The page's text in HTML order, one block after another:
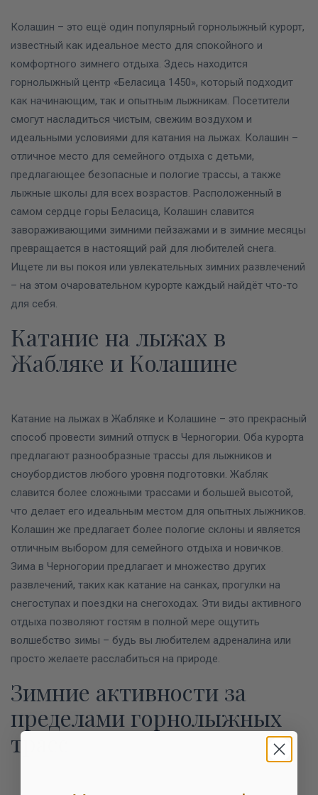
Колашин – это ещё один популярный горнолыжный курорт,
известный как идеальное место для спокойного и
комфортного зимнего отдыха. Здесь находится
горнолыжный центр «Беласица 1450», который подходит
как начинающим, так и опытным лыжникам. Посетители
смогут насладиться чистым, свежим воздухом и
идеальными условиями для катания на лыжах. Колашин –
отличное место для семейного отдыха с детьми,
предлагающее безопасные и пологие трассы, а также
лыжные школы для всех возрастов. Расположенный в
самом сердце горы Беласица, Колашин славится
завораживающими зимними пейзажами и в зимние месяцы
превращается в настоящий рай для любителей снега.
Ищете ли вы покоя или увлекательных зимних развлечений
– на этом очаровательном курорте каждый найдёт что-то
для себя.
Катание на лыжах в
Жабляке и Колашине
Катание на лыжах в Жабляке и Колашине – это прекрасный
способ провести зимний отпуск в Черногории. Оба курорта
предлагают разнообразные трассы для лыжников и
сноубордистов любого уровня подготовки. Жабляк
славится более сложными трассами и большей высотой,
что делает его идеальным местом для опытных лыжников.
Колашин же предлагает более пологие склоны и является
отличным выбором для семейного отдыха и новичков.
Зима в Черногории предлагает и множество других
развлечений, таких как катание на санках, прогулки на
снегоступах и поездки на снегоходах. Эти виды активного
отдыха позволяют гостям в полной мере ощутить
волшебство зимы – будь вы любителем адреналина или
просто желаете расслабиться на природе.
Зимние активности за
пределами горнолыжных
трасс